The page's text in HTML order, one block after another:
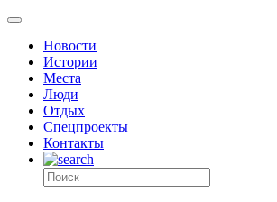
Новости
Истории
Места
Люди
Отдых
Спецпроекты
Контакты